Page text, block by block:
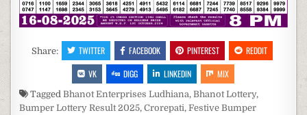
Share: TWITTER FACEBOOK PINTEREST
REDDIT
VK
DIGG LINKEDIN MIX
TaggedBhanot Enterprises Ludhiana,Bhanot Lottery,
Bumper Lottery Result 2025,Crorepati,Festive Bumper